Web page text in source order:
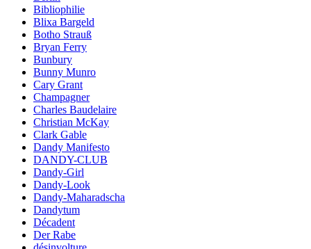
Bibliophilie
Blixa Bargeld
Botho Strauß
Bryan Ferry
Bunbury
Bunny Munro
Cary Grant
Champagner
Charles Baudelaire
Christian McKay
Clark Gable
Dandy Manifesto
DANDY-CLUB
Dandy-Girl
Dandy-Look
Dandy-Maharadscha
Dandytum
Décadent
Der Rabe